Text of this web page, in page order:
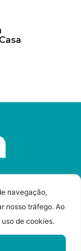
navegação,
nosso tráfego. Ao
de cookies.